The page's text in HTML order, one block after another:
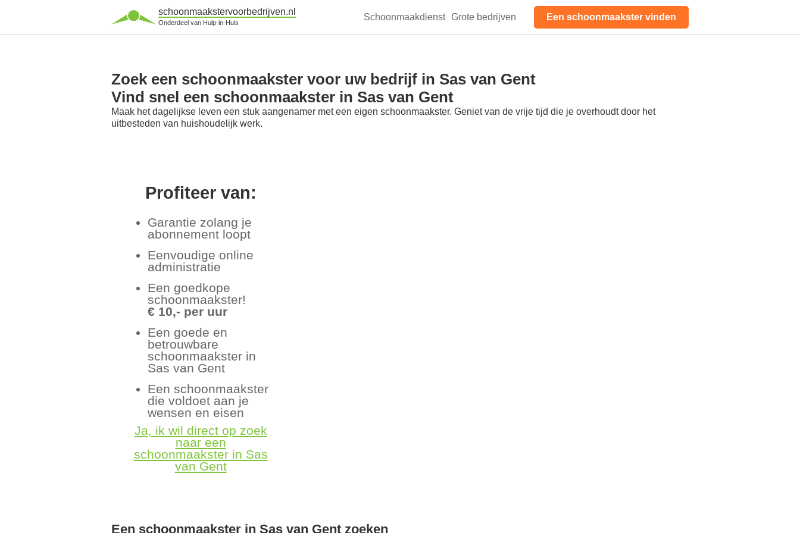
schoonmaakstervoorbedrijven.nl
Onderdeel van Hulp-in-Huis
Schoonmaakdienst Grote bedrijven Een schoonmaakster vinden
Zoek een schoonmaakster voor uw bedrijf in Sas van Gent
Vind snel een schoonmaakster in Sas van Gent
Maak het dagelijkse leven een stuk aangenamer met een eigen schoonmaakster. Geniet van de vrije tijd die je overhoudt door het
uitbesteden van huishoudelijk werk.
Profiteer van:
Garantie zolang je
abonnement loopt
Eenvoudige online
administratie
Een goedkope
schoonmaakster!
€ 10,- per uur
Een goede en
betrouwbare
schoonmaakster in
Sas van Gent
Een schoonmaakster
die voldoet aan je
wensen en eisen
Ja, ik wil direct op zoek
naar een
schoonmaakster in Sas
van Gent
Een schoonmaakster in Sas van Gent zoeken